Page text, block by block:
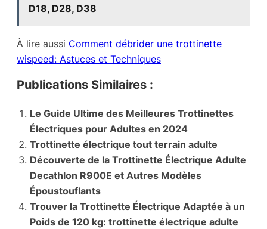
D18, D28, D38
À lire aussi Comment débrider une trottinette
wispeed: Astuces et Techniques
Publications Similaires :
Le Guide Ultime des Meilleures Trottinettes
Électriques pour Adultes en 2024
Trottinette électrique tout terrain adulte
Découverte de la Trottinette Électrique Adulte
Decathlon R900E et Autres Modèles
Époustouflants
Trouver la Trottinette Électrique Adaptée à un
Poids de 120 kg: trottinette électrique adulte